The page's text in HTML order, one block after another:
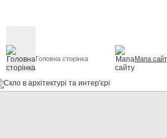
Головна сторінка Мапа